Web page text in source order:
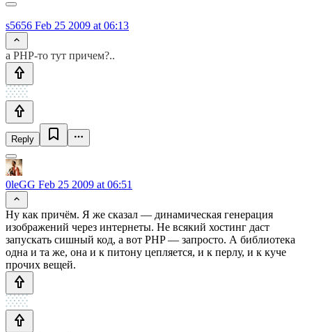
s5656 Feb 25 2009 at 06:13
а PHP-то тут причем?..
Reply
0leGG Feb 25 2009 at 06:51
Ну как причём. Я же сказал — динамическая генерация
изображений через интернеты. Не всякий хостинг даст
запускать сишный код, а вот PHP — запросто. А библиотека
одна и та же, она и к питону цепляется, и к перлу, и к куче
прочих вещей.